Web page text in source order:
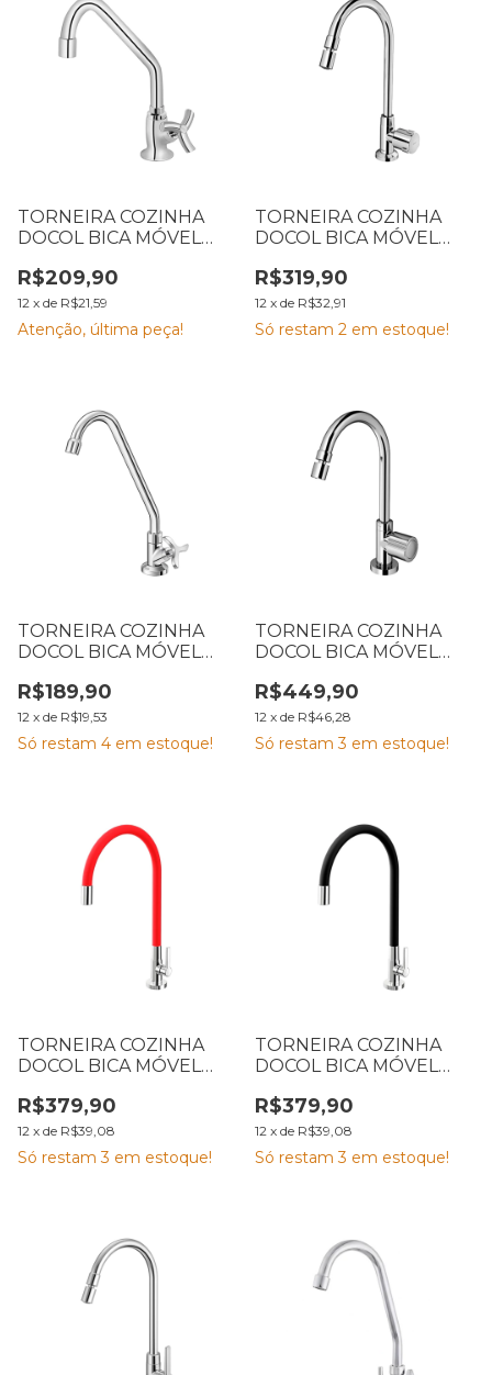
TORNEIRA COZINHA
DOCOL BICA MÓVEL
CROMADA
R$209,90
12 x de R$21,59
Atenção, última peça!
TORNEIRA COZINHA
DOCOL BICA MÓVEL
CROMADA
R$319,90
12 x de R$32,91
Só restam 2 em estoque!
TORNEIRA COZINHA
DOCOL BICA MÓVEL
CROMADA
R$189,90
12 x de R$19,53
Só restam 4 em estoque!
TORNEIRA COZINHA
DOCOL BICA MÓVEL
BELLA CROMADA
R$449,90
12 x de R$46,28
Só restam3 em estoque!
TORNEIRA COZINHA
DOCOL BICA MÓVEL
CROMADA RED
R$379,90
12 x de R$39,08
Só restam3 em estoque!
TORNEIRA COZINHA
DOCOL BICA MÓVEL
CROMADA BLACK
R$379,90
12 x de R$39,08
Só restam3 em estoque!